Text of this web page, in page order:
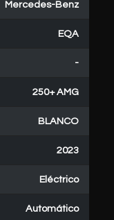
Mercedes-Benz
EQA
-
250+ AMG
BLANCO
2023
Eléctrico
Automático